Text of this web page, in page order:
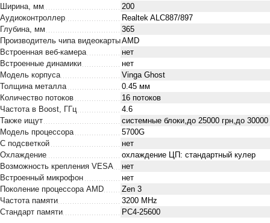
Ширина, мм
200
Аудиоконтроллер
Realtek ALC887/897
Глубина, мм
365
Производитель чипа видеокартыAMD
Встроенная веб-камера
нет
Встроенные динамики
нет
Модель корпуса
Vinga Ghost
Толщина металла
0.45 мм
Количество потоков
16 потоков
Частота в Boost, ГГц
4.6
Также ищут
системные блоки,до 25000 грн,до 30000
Модель процессора
5700G
С подсветкой
нет
Охлаждение
охлаждение ЦП: стандартный кулер
Возможность крепления VESA
нет
Встроенный микрофон
нет
Поколение процессора AMD
Zen 3
Частота памяти
3200 MHz
Стандарт памяти
PC4-25600